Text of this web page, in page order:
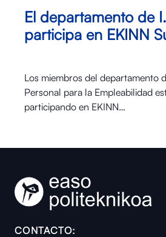
El departamento de
participa en EKINN
Los miembros del departamento
Personal para la Empleabilidad
participando en EKINN…
CONTACTO: